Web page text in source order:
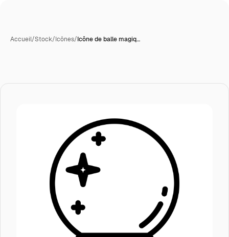
Accueil/Stock/Icônes/Icône de balle magiq…